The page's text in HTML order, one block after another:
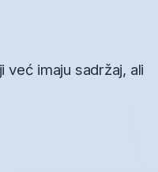
već imaju sadržaj, ali